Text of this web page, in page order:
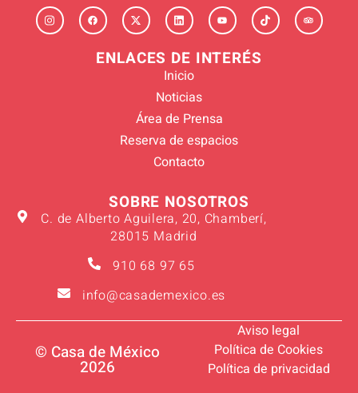
ENLACES DE INTERÉS
Inicio
Noticias
Área de Prensa
Reserva de espacios
Contacto
SOBRE NOSOTROS
C. de Alberto Aguilera, 20, Chamberí,
28015 Madrid
910 68 97 65
info@casademexico.es
© Casa de México
2026
Aviso legal
Política de Cookies
Política de privacidad